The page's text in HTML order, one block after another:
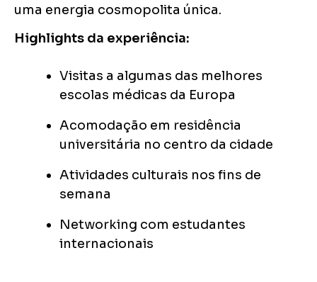
uma energia cosmopolita única.
Highlights da experiência:
Visitas a algumas das melhores
escolas médicas da Europa
Acomodação em residência
universitária no centro da cidade
Atividades culturais nos fins de
semana
Networking com estudantes
internacionais